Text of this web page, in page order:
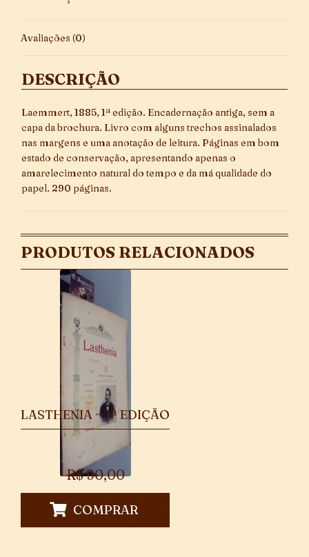
Avaliações (0)
DESCRIÇÃO
Laemmert, 1885, 1ª edição. Encadernação antiga, sem a
capa da brochura. Livro com alguns trechos assinalados
nas margens e uma anotação de leitura. Páginas em bom
estado de conservação, apresentando apenas o
amarelecimento natural do tempo e da má qualidade do
papel. 290 páginas.
PRODUTOS RELACIONADOS
LASTHENIA ~ 1ª EDIÇÃO
R$90,00
COMPRAR